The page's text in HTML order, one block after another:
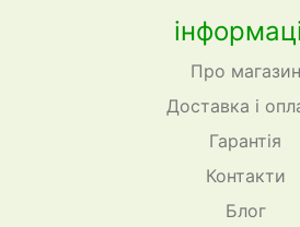
Про магазин
Доставка і
Гарантія
Контакти
Блог